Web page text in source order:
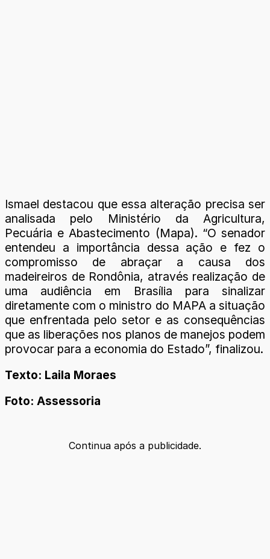
Ismael destacou que essa alteração precisa ser
analisada pelo Ministério da Agricultura,
Pecuária e Abastecimento (Mapa). “O senador
entendeu a importância dessa ação e fez o
compromisso de abraçar a causa dos
madeireiros de Rondônia, através realização de
uma audiência em Brasília para sinalizar
diretamente com o ministro do MAPA a situação
que enfrentada pelo setor e as consequências
que as liberações nos planos de manejos podem
provocar para a economia do Estado”, finalizou.
Texto: Laila Moraes
Foto: Assessoria
Continua após a publicidade.